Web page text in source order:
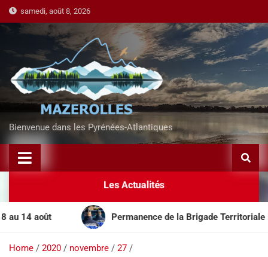
samedi, août 8, 2026
Bienvenue dans les Pyrénées-Atlantiques
Les Actualités
août Permanence de la Brigade Territoriale Mobile
Home 2020 novembre
27